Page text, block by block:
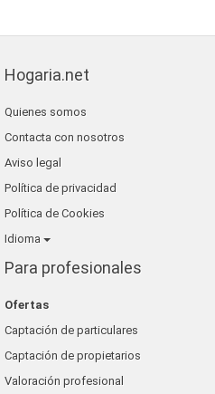
Hogaria.net
Quienes somos
Contacta con nosotros
Aviso legal
Política de privacidad
Política de Cookies
Idioma
Para profesionales
Ofertas
Captación de particulares
Captación de propietarios
Valoración profesional